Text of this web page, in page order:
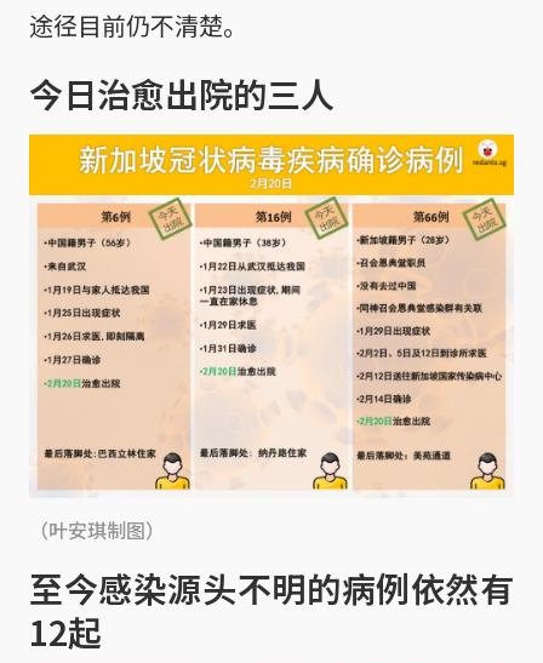
途径目前仍不清楚。
今日治愈出院的三人
（叶安琪制图）
至今感染源头不明的病例依然有
12起